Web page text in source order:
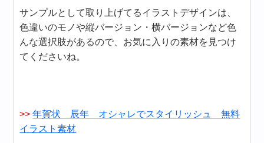
サンプルとして取り上げてるイラストデザインは、
色違いのモノや縦バージョン・横バージョンなど色
んな選択肢があるので、お気に入りの素材を見つけ
てくださいね。
>> 年賀状 辰年 オシャレでスタイリッシュ 無料
イラスト素材